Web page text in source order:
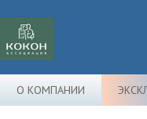
О КОМПАНИИ